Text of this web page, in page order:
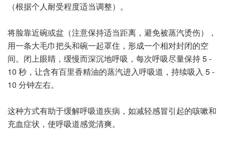
（根据个人耐受程度适当调整）。
将脸靠近碗或盆（注意保持适当距离，避免被蒸汽烫伤），
用一条大毛巾把头和碗一起罩住，形成一个相对封闭的空
间。闭上眼睛，缓慢而深沉地呼吸，每次呼吸尽量保持 5 -
10 秒，让含有百里香精油的蒸汽进入呼吸道，持续吸入 5 -
10 分钟左右。
这种方式有助于缓解呼吸道疾病，如减轻感冒引起的咳嗽和
充血症状，使呼吸道感觉清爽。